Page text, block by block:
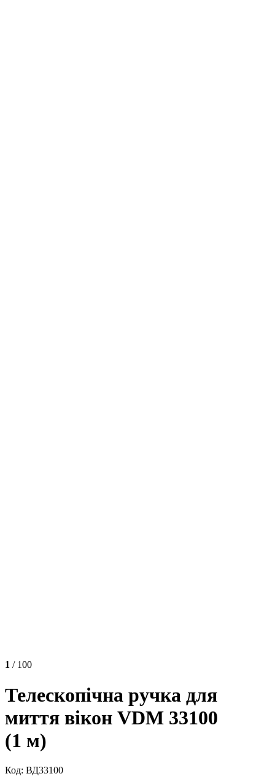
1 / 100
Телескопічна ручка для
миття вікон VDM 33100
(1 м)
Код: ВД33100